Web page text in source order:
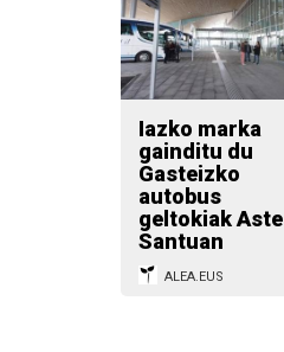
Iazko marka
gainditu du
Gasteizko
autobus
geltokiak Aste
Santuan
ALEA.EUS